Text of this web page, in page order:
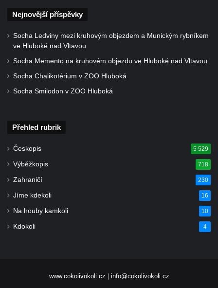
Nejnovější příspěvky
Socha Ledviny mezi kruhovým objezdem a Munickým rybníkem
ve Hluboké nad Vltavou
Socha Memento na kruhovém objezdu ve Hluboké nad Vltavou
Socha Chalikotérium v ZOO Hluboká
Socha Smilodon v ZOO Hluboká
Přehled rubrik
Českopis 5 529
Výběžkopis 718
Zahraničí 230
Jíme kdekoli 16
Na houby kamkoli 10
Kdokoli 4
www.cokolivokoli.cz info@cokolivokoli.cz